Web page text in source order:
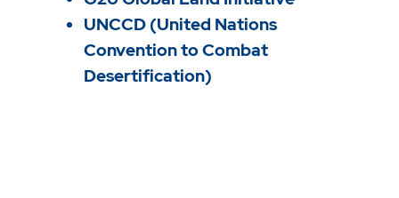
UNCCD (United Nations
Convention to Combat
Desertification)